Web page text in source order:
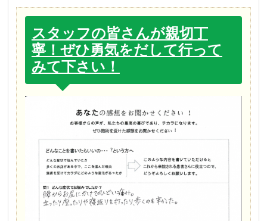
スタッフの皆さんが親切丁
寧！ぜひ勇気をだして行って
みて下さい！